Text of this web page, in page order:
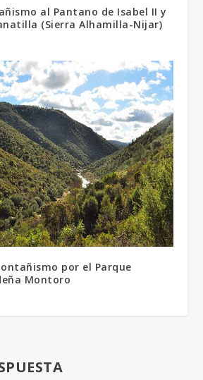
al Pantano de Isabel II y
(Sierra Alhamilla-Nijar)
por el Parque
Montoro